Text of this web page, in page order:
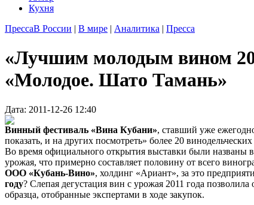
Кухня
ПрессаВ России | В мире | Аналитика | Пресса
«Лучшим молодым вином
«Молодое. Шато Тамань»
Дата: 2011-12-26 12:40
Винный фестиваль «Вина Кубани», ставший уже
показать, и на других посмотреть» более 20
Во время официального открытия выставки были названы
урожая, что примерно составляет половину от всего
ООО «Кубань-Вино», холдинг «Ариант», за это
году? Слепая дегустация вин с урожая 2011 года
образца, отобранные экспертами в ходе закупок.